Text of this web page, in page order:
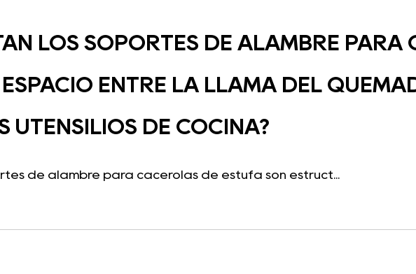
LOS SOPORTES DE ALAMBRE PARA
ESPACIO ENTRE LA LLAMA DEL
UTENSILIOS DE COCINA?
de alambre para cacerolas de estufa son estruct...